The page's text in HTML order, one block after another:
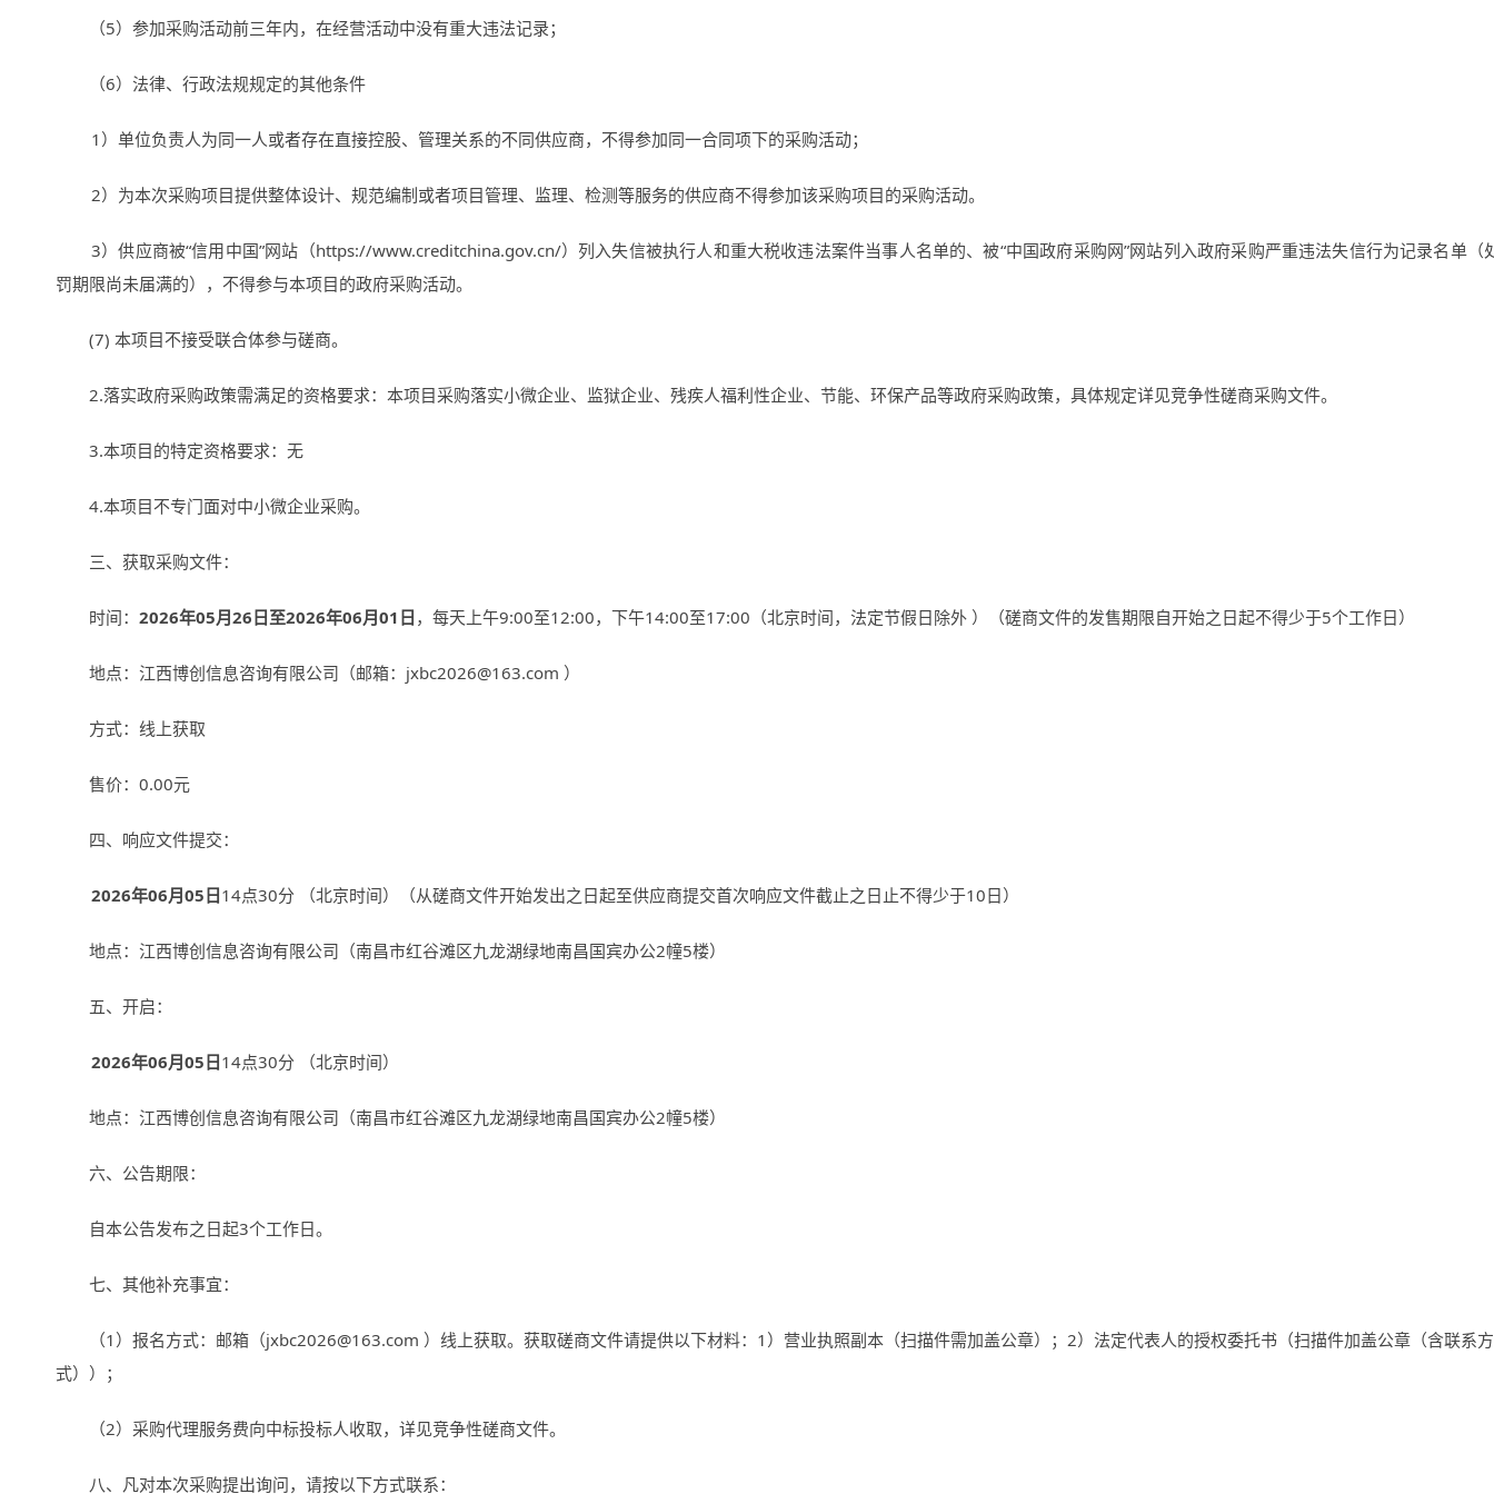
（5）参加采购活动前三年内，在经营活动中没有重大违法记录；
（6）法律、行政法规规定的其他条件
1）单位负责人为同一人或者存在直接控股、管理关系的不同供应商，不得参加同一合同项下的采购活动；
2）为本次采购项目提供整体设计、规范编制或者项目管理、监理、检测等服务的供应商不得参加该采购项目的采购活动。
3）供应商被“信用中国”网站（https://www.creditchina.gov.cn/）列入失信被执行人和重大税收违法案件当事人名单的、被“中国政府采购网”网站列入政府采购严重违法失信行为记录名单（
罚期限尚未届满的），不得参与本项目的政府采购活动。
(7) 本项目不接受联合体参与磋商。
2.落实政府采购政策需满足的资格要求：本项目采购落实小微企业、监狱企业、残疾人福利性企业、节能、环保产品等政府采购政策，具体规定详见竞争性磋商采购文件。
3.本项目的特定资格要求：无
4.本项目不专门面对中小微企业采购。
三、获取采购文件：
时间： 2026年05月26日至2026年06月01 日 ，每天上午9:00至12:00，下午14:00至17:00 （北京时间，法定节假日除外 ）（磋商文件的发售期限自开始之日起不得少于5个工作日）
地点：江西博创信息咨询有限公司（邮箱： jxbc2026@163.com ）
方式：线上获取
售价： 0.00元
四、响应文件提交：
2026年06月05日14点30分 （北京时间）（从磋商文件开始发出之日起至供应商提交首次响应文件截止之日止不得少于10日）
地点：江西博创信息咨询有限公司（南昌市红谷滩区九龙湖绿地南昌国宾办公2幢5楼）
五、开启：
2026年06月05日14点30分 （北京时间）
地点：江西博创信息咨询有限公司（南昌市红谷滩区九龙湖绿地南昌国宾办公2幢5楼）
六、公告期限：
自本公告发布之日起3个工作日。
七、其他补充事宜：
（1 ）报名方式：邮箱（jxbc2026@163.com ）线上获取。获取磋商文件请提供以下材料： 1 ）营业执照副本（扫描件需加盖公章）； 2）法定代表人的授权委托书（扫描件加盖公章（含联系方
式））；
（2）采购代理服务费向中标投标人收取，详见竞争性磋商文件。
八、凡对本次采购提出询问，请按以下方式联系：